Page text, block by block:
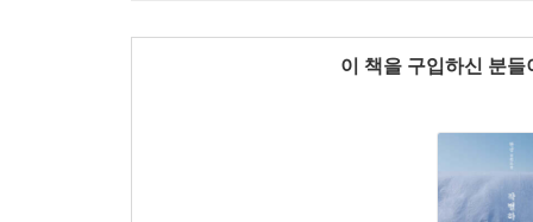
이 책을 구입하신 분